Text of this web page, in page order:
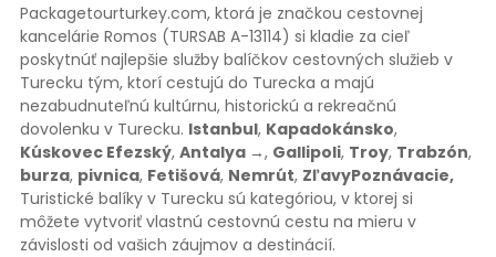
Packagetourturkey.com, ktorá je značkou cestovnej
kancelárie Romos (TURSAB A-13114) si kladie za cieľ
poskytnúť najlepšie služby balíčkov cestovných služieb v
Turecku tým, ktorí cestujú do Turecka a majú
nezabudnuteľnú kultúrnu, historickú a rekreačnú
dovolenku v Turecku. Istanbul, Kapadokánsko,
Kúskovec Efezský, Antalya →, Gallipoli, Troy, Trabzón,
burza, pivnica, Fetišová, Nemrút, ZľavyPoznávacie,
Turistické balíky v Turecku sú kategóriou, v ktorej si
môžete vytvoriť vlastnú cestovnú cestu na mieru v
závislosti od vašich záujmov a destinácií.